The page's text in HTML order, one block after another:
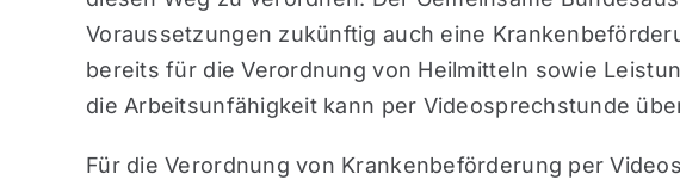
Voraussetzungen zukünftig auch eine
bereits für die Verordnung von Heilmitteln sowie
die Arbeitsunfähigkeit kann per Videosprechstunde
Für die Verordnung von Krankenbeförderung per